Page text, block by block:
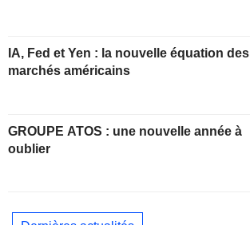
IA, Fed et Yen : la nouvelle équation des
marchés américains
GROUPE ATOS : une nouvelle année à
oublier